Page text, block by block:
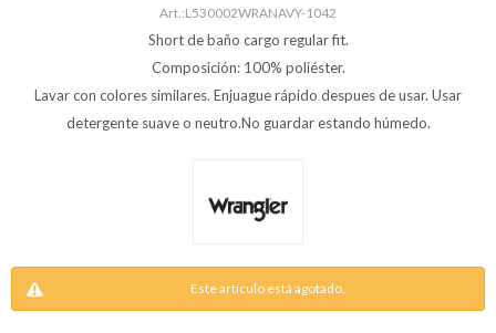
L530002WRANAVY-1042
Short de baño cargo regular fit.
Composición: 100% poliéster.
Lavar con colores similares. Enjuague rápido despues de usar. Usar
detergente suave o neutro.No guardar estando húmedo.
Este artículo está agotado.